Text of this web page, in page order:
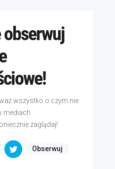
wszystko o czym nie
mediach
zaglądaj!
Obserwuj